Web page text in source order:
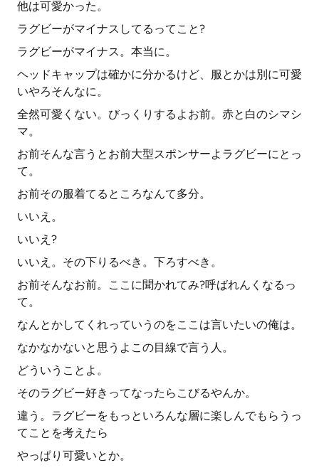
他は可愛かった。
ラグビーがマイナスしてるってこと?
ラグビーがマイナス。本当に。
ヘッドキャップは確かに分かるけど、服とかは別に可愛
いやろそんなに。
全然可愛くない。びっくりするよお前。赤と白のシマシ
マ。
お前そんな言うとお前大型スポンサーよラグビーにとっ
て。
お前その服着てるところなんて多分。
いいえ。
いいえ?
いいえ。その下りるべき。下ろすべき。
お前そんなお前。ここに聞かれてみ?呼ばれんくなるっ
て。
なんとかしてくれっていうのをここは言いたいの俺は。
なかなかないと思うよこの目線で言う人。
どういうことよ。
そのラグビー好きってなったらこびるやんか。
違う。ラグビーをもっといろんな層に楽しんでもらうっ
てことを考えたら
やっぱり可愛いとか。